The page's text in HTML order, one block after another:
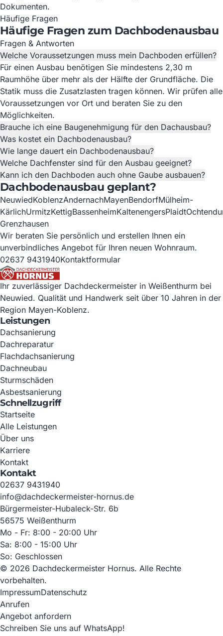
Dokumenten.
Häufige Fragen
Häufige Fragen zum Dachbodenausbau
Fragen & Antworten
Welche Voraussetzungen muss mein Dachboden erfüllen?
Für einen Ausbau benötigen Sie mindestens 2,30 m
Raumhöhe über mehr als der Hälfte der Grundfläche. Die
Statik muss die Zusatzlasten tragen können. Wir prüfen alle
Voraussetzungen vor Ort und beraten Sie zu den
Möglichkeiten.
Brauche ich eine Baugenehmigung für den Dachausbau?
Was kostet ein Dachbodenausbau?
Wie lange dauert ein Dachbodenausbau?
Welche Dachfenster sind für den Ausbau geeignet?
Kann ich den Dachboden auch ohne Gaube ausbauen?
Dachbodenausbau geplant?
NeuwiedKoblenzAndernachMayenBendorfMülheim-
KärlichUrmitzKettigBassenheimKaltenengersPlaidt
Grenzhausen
Wir beraten Sie persönlich und erstellen Ihnen ein
unverbindliches Angebot für Ihren neuen Wohnraum.
02637 9431940Kontaktformular
Ihr zuverlässiger Dachdeckermeister in Weißenthurm bei
Neuwied. Qualität und Handwerk seit über 10 Jahren in der
Region Mayen-Koblenz.
Leistungen
Dachsanierung
Dachreparatur
Flachdachsanierung
Dachneubau
Sturmschäden
Asbestsanierung
Schnellzugriff
Startseite
Alle Leistungen
Über uns
Karriere
Kontakt
Kontakt
02637 9431940
info@dachdeckermeister-hornus.de
Bürgermeister-Hubaleck-Str. 6b
56575 Weißenthurm
Mo - Fr: 8:00 - 20:00 Uhr
Sa: 8:00 - 15:00 Uhr
So: Geschlossen
© 2026 Dachdeckermeister Hornus. Alle Rechte
vorbehalten.
ImpressumDatenschutz
Anrufen
Angebot anfordern
Schreiben Sie uns auf WhatsApp!